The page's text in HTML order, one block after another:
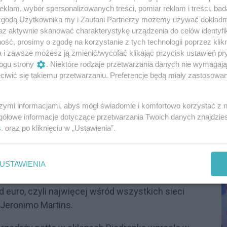
na przełomie pierwszego i drugiego
Biedronka, które należą do Jeronimo
też część biurowa oraz parkingi.
Reklama
dystrybucji w całym kraju. "Dzięki takim
towaru do poszczególnego sklepu.
powiedział przedstawiciel Jeronimo Martins.
wpływać ma ok. 2 mln zł rocznie z tytułu
Biedronka. Obroty działających w Polsce
euro, czyli najwięcej wśród wszystkich sieci
Martins.
wybór spersonalizowanych treści, pomiar reklam i treści,
Użytkownika my i Zaufani Partnerzy możemy używać
aktywnie skanować charakterystykę urządzenia do celów
prosimy o zgodę na korzystanie z tych technologii poprzez
i zawsze możesz ją zmienić/wycofać klikając przycisk ustawień
strony
. Niektóre rodzaje przetwarzania danych nie
się takiemu przetwarzaniu. Preferencje będą miały
informacjami, abyś mógł świadomie i komfortowo korzystać z
informacje dotyczące przetwarzania Twoich danych
. oraz po kliknięciu w „Ustawienia”.
USTAWIENIA